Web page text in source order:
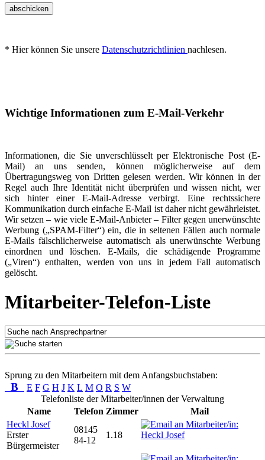
abschicken
* Hier können Sie unsere Datenschutzrichtlinien nachlesen.
Wichtige Informationen zum E-Mail-Verkehr
Informationen, die Sie unverschlüsselt per Elektronische Post (E-
Mail) an uns senden, können möglicherweise auf dem
Übertragungsweg von Dritten gelesen werden. Wir können in der
Regel auch Ihre Identität nicht überprüfen und wissen nicht, wer
sich hinter einer E-Mail-Adresse verbirgt. Eine rechtssichere
Kommunikation durch einfache E-Mail ist daher nicht gewährleistet.
Wir setzen – wie viele E-Mail-Anbieter – Filter gegen unerwünschte
Werbung („SPAM-Filter“) ein, die in seltenen Fällen auch normale
E-Mails fälschlicherweise automatisch als unerwünschte Werbung
einordnen und löschen. E-Mails, die schädigende Programme
(„Viren“) enthalten, werden von uns in jedem Fall automatisch
gelöscht.
Mitarbeiter-Telefon-Liste
Sprung zu den Mitarbeitern mit dem Anfangsbuchstaben:
B E F G H J K L M O R S W
Telefonliste der Mitarbeiter/innen der Verwaltung
Name
Telefon Zimmer
Mail
Heckl Josef
Erster
Bürgermeister
08145
84-12
1.18